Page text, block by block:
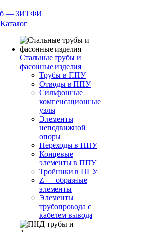
Каталог
Стальные трубы и
фасонные изделия
Трубы в ППУ
Отводы в ППУ
Сильфонные
компенсационные
узлы
Элементы
неподвижной
опоры
Переходы в ППУ
Концевые
элементы в ППУ
Тройники в ППУ
Z — образные
элементы
Элементы
трубопровода с
кабелем вывода